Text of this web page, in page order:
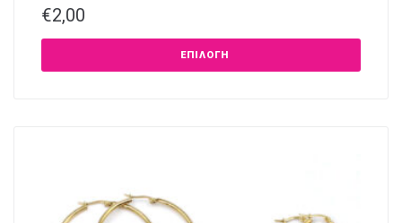
€2,00
ΕΠΙΛΟΓΉ